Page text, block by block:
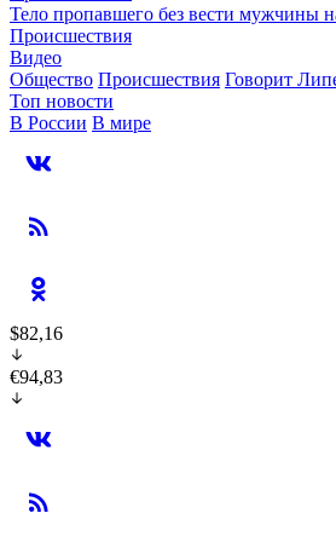
Тело пропавшего без вести мужчины
Происшествия
Видео
Общество Происшествия Говорит
Топ новости
В России В мире
$82,16
€94,83